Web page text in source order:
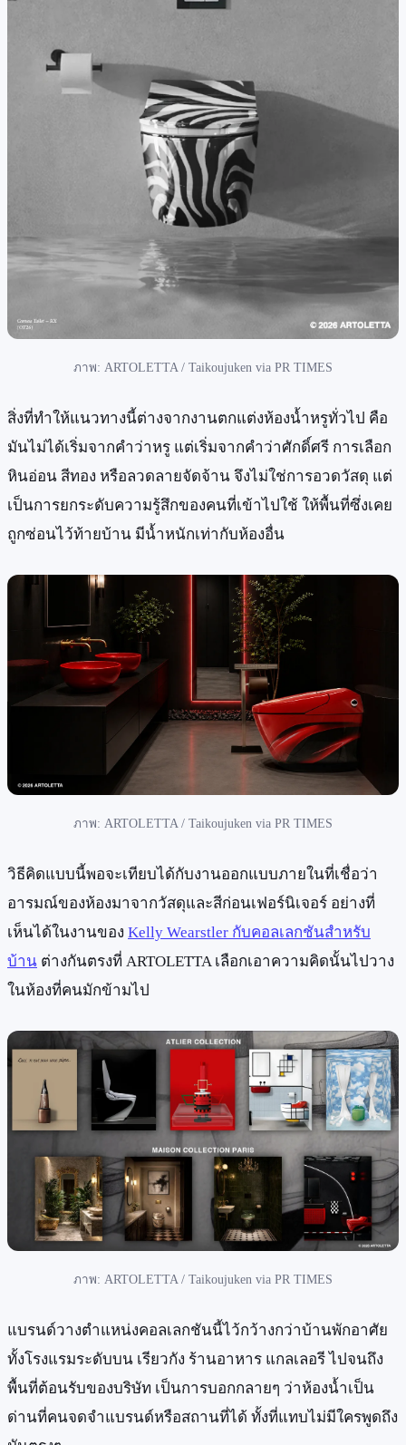
ภาพ: ARTOLETTA / Taikoujuken via PR TIMES
สิ่งที่ทำให้แนวทางนี้ต่างจากงานตกแต่งห้องน้ำหรูทั่วไป คือ
มันไม่ได้เริ่มจากคำว่าหรู แต่เริ่มจากคำว่าศักดิ์ศรี การเลือก
หินอ่อน สีทอง หรือลวดลายจัดจ้าน จึงไม่ใช่การอวดวัสดุ แต่
เป็นการยกระดับความรู้สึกของคนที่เข้าไปใช้ ให้พื้นที่ซึ่งเคย
ถูกซ่อนไว้ท้ายบ้าน มีน้ำหนักเท่ากับห้องอื่น
ภาพ: ARTOLETTA / Taikoujuken via PR TIMES
วิธีคิดแบบนี้พอจะเทียบได้กับงานออกแบบภายในที่เชื่อว่า
อารมณ์ของห้องมาจากวัสดุและสีก่อนเฟอร์นิเจอร์ อย่างที่
เห็นได้ในงานของ Kelly Wearstler กับคอลเลกชันสำหรับ
บ้าน ต่างกันตรงที่ ARTOLETTA เลือกเอาความคิดนั้นไปวาง
ในห้องที่คนมักข้ามไป
ภาพ: ARTOLETTA / Taikoujuken via PR TIMES
แบรนด์วางตำแหน่งคอลเลกชันนี้ไว้กว้างกว่าบ้านพักอาศัย
ทั้งโรงแรมระดับบน เรียวกัง ร้านอาหาร แกลเลอรี ไปจนถึง
พื้นที่ต้อนรับของบริษัท เป็นการบอกกลายๆ ว่าห้องน้ำเป็น
ด่านที่คนจดจำแบรนด์หรือสถานที่ได้ ทั้งที่แทบไม่มีใครพูดถึง